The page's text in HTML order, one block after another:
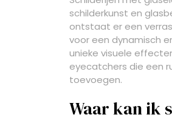
schilderkunst en
ontstaat er een
voor een dynamisch
unieke visuele
eyecatchers die een
toevoegen.
Waar kan ik